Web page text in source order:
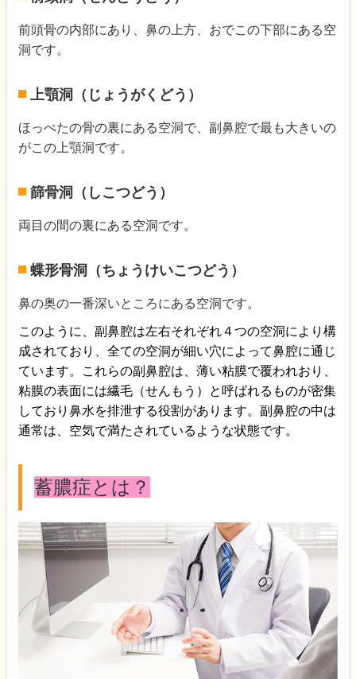
前頭骨の内部にあり、鼻の上方、おでこの下部にある空
洞です。
上顎洞（じょうがくどう）
ほっぺたの骨の裏にある空洞で、副鼻腔で最も大きいの
がこの上顎洞です。
篩骨洞（しこつどう）
両目の間の裏にある空洞です。
蝶形骨洞（ちょうけいこつどう）
鼻の奥の一番深いところにある空洞です。
このように、副鼻腔は左右それぞれ４つの空洞により構
成されており、全ての空洞が細い穴によって鼻腔に通じ
ています。これらの副鼻腔は、薄い粘膜で覆われおり、
粘膜の表面には繊毛（せんもう）と呼ばれるものが密集
しており鼻水を排泄する役割があります。副鼻腔の中は
通常は、空気で満たされているような状態です。
蓄膿症とは？